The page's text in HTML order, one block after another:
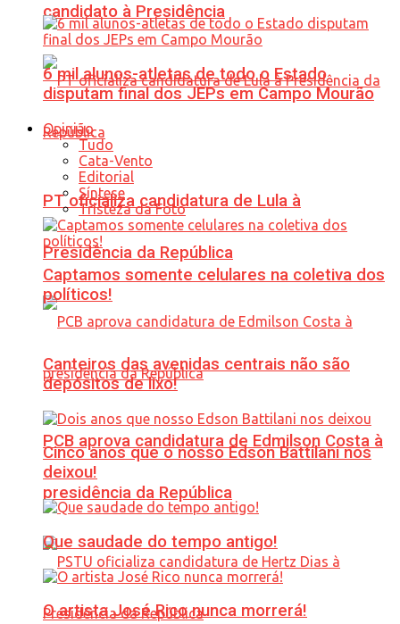
candidato à Presidência
PT oficializa candidatura de Lula à
Presidência da República
PCB aprova candidatura de Edmilson Costa à
presidência da República
6 mil alunos-atletas de todo o Estado
disputam final dos JEPs em Campo Mourão
Opinião
Tudo
Cata-Vento
Editorial
Síntese
Tristeza da Foto
Captamos somente celulares na coletiva dos
políticos!
Canteiros das avenidas centrais não são
depósitos de lixo!
Cinco anos que o nosso Edson Battilani nos
deixou!
Que saudade do tempo antigo!
O artista José Rico nunca morrerá!